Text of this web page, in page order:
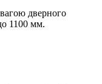
дверного
1100 мм.